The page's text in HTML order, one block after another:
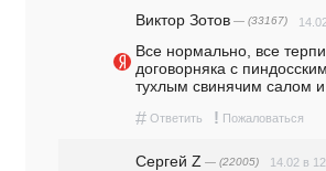
Виктор Зотов — (33167)
Все нормально, все
договорняка с
тухлым свинячим салом
# Ответить ! Пожаловаться
Сергей Z — (22005) 14.02 в